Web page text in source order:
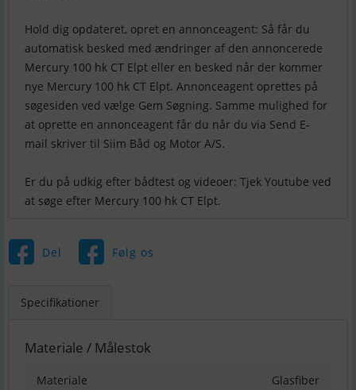
Hold dig opdateret, opret en annonceagent: Så får du
automatisk besked med ændringer af den annoncerede
Mercury 100 hk CT Elpt eller en besked når der kommer
nye Mercury 100 hk CT Elpt. Annonceagent oprettes på
søgesiden ved vælge Gem Søgning. Samme mulighed for
at oprette en annonceagent får du når du via Send E-
mail skriver til Siim Båd og Motor A/S.
Er du på udkig efter bådtest og videoer: Tjek Youtube ved
Del Følg os
Specifikationer
Materiale / Målestok
Materiale Glasfiber